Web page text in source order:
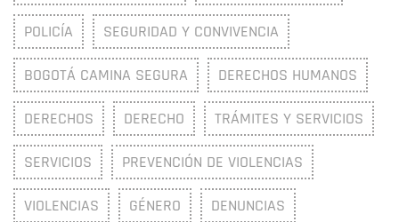
POLICÍA SEGURIDAD Y CONVIVENCIA
BOGOTÁ CAMINA SEGURA DERECHOS HUMANOS
DERECHOS DERECHO TRÁMITES Y SERVICIOS
SERVICIOS PREVENCIÓN DE VIOLENCIAS
VIOLENCIAS GÉNERO DENUNCIAS